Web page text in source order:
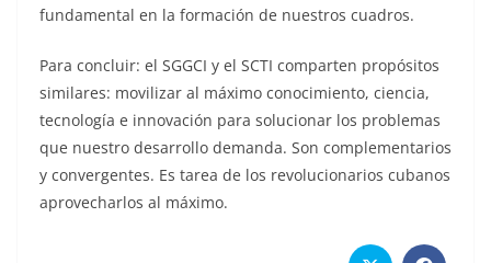
fundamental en la formación de nuestros cuadros.
Para concluir: el SGGCI y el SCTI comparten propósitos
similares: movilizar al máximo conocimiento, ciencia,
tecnología e innovación para solucionar los problemas
que nuestro desarrollo demanda. Son complementarios
y convergentes. Es tarea de los revolucionarios cubanos
aprovecharlos al máximo.